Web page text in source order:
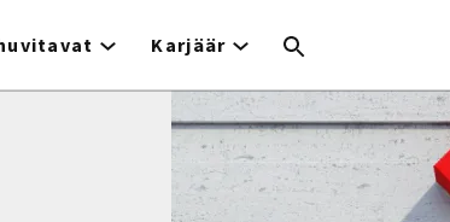
Karjäär